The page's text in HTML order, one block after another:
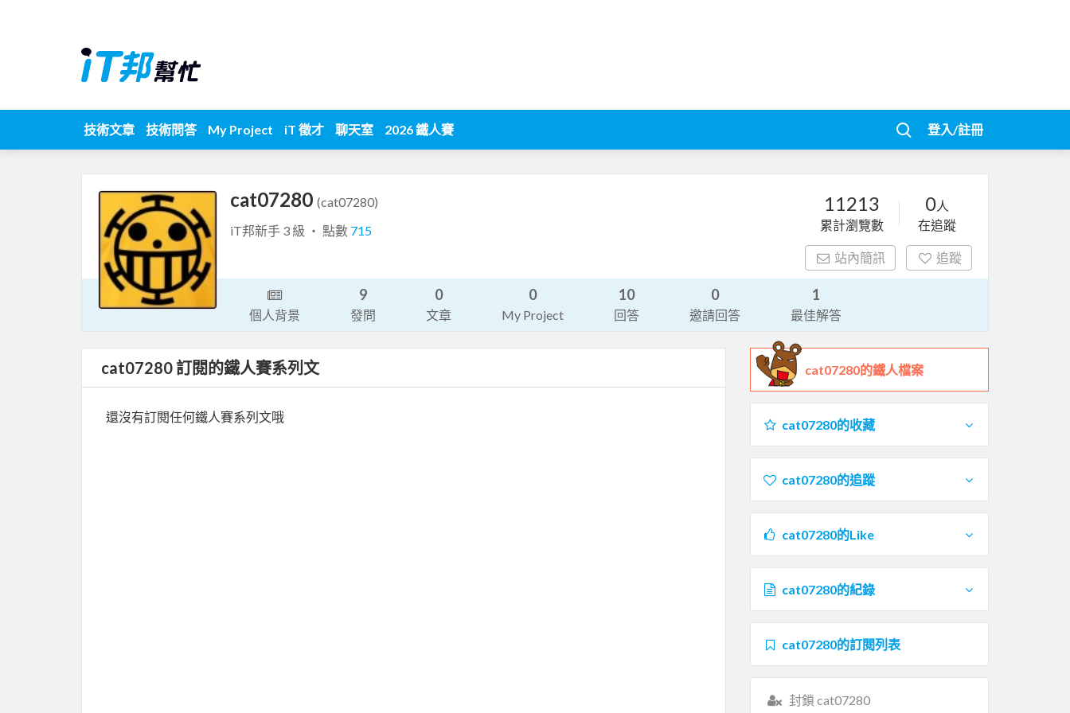
技術文章 技術問答 My Project iT 徵才 聊天室 2026 鐵人賽 登入/註冊
cat07280 (cat07280)
iT邦新手 3 級 ‧ 點數 715
11213
累計瀏覽數
0人
在追蹤
站內簡訊 追蹤
個人背景
9
發問
0
文章
0
My Project
10
回答
0
邀請回答
1
最佳解答
cat07280 訂閱的鐵人賽系列文
還沒有訂閱任何鐵人賽系列文哦
cat07280的鐵人檔案
cat07280的收藏
cat07280的追蹤
cat07280的Like
cat07280的紀錄
cat07280的訂閱列表
封鎖 cat07280